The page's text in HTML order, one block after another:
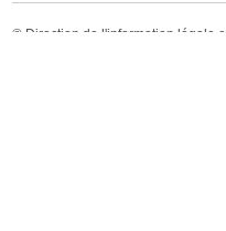
© Direction de l'information légale